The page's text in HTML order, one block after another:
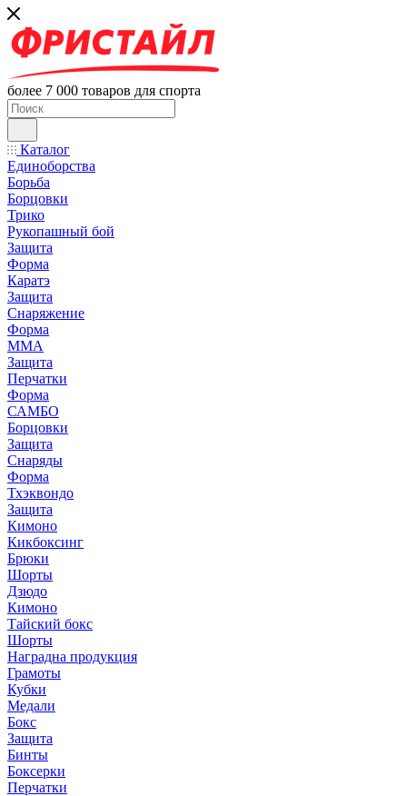
более 7 000 товаров для спорта
Каталог
Единоборства
Борьба
Борцовки
Трико
Рукопашный бой
Защита
Форма
Каратэ
Защита
Снаряжение
Форма
ММА
Защита
Перчатки
Форма
САМБО
Борцовки
Защита
Снаряды
Форма
Тхэквондо
Защита
Кимоно
Кикбоксинг
Брюки
Шорты
Дзюдо
Кимоно
Тайский бокс
Шорты
Наградна продукция
Грамоты
Кубки
Медали
Бокс
Защита
Бинты
Боксерки
Перчатки